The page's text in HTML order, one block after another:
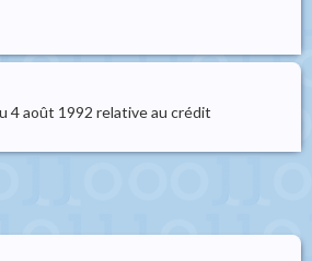
4 août 1992 relative au crédit